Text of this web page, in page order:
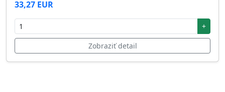
33,27 EUR
+
Zobraziť detail